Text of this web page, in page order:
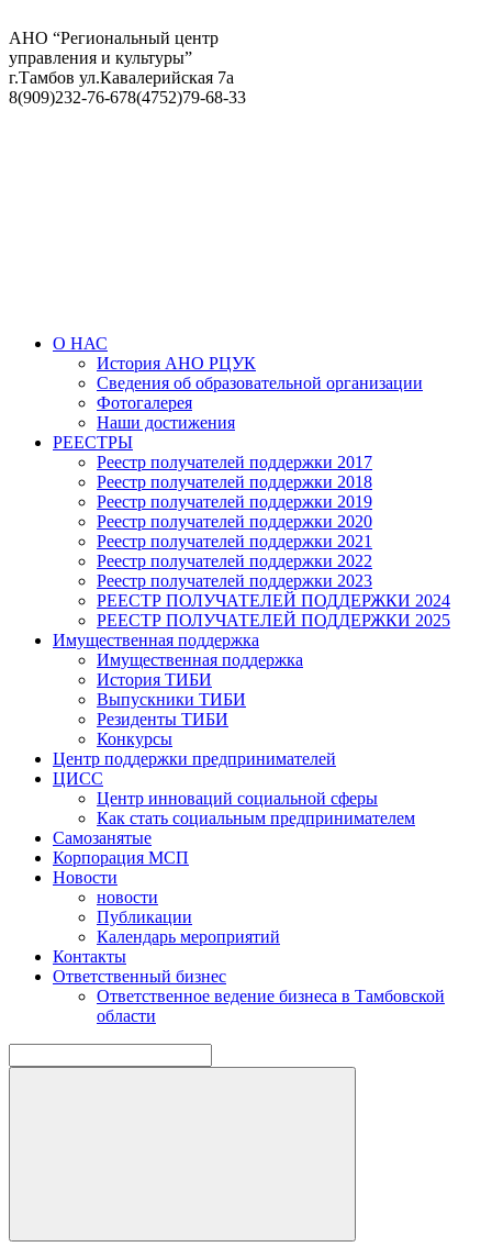
АНО “Региональный центр
управления и культуры”
г.Тамбов ул.Кавалерийская 7а
8(909)232-76-678(4752)79-68-33
О НАС
История АНО РЦУК
Сведения об образовательной организации
Фотогалерея
Наши достижения
РЕЕСТРЫ
Реестр получателей поддержки 2017
Реестр получателей поддержки 2018
Реестр получателей поддержки 2019
Реестр получателей поддержки 2020
Реестр получателей поддержки 2021
Реестр получателей поддержки 2022
Реестр получателей поддержки 2023
РЕЕСТР ПОЛУЧАТЕЛЕЙ ПОДДЕРЖКИ 2024
РЕЕСТР ПОЛУЧАТЕЛЕЙ ПОДДЕРЖКИ 2025
Имущественная поддержка
Имущественная поддержка
История ТИБИ
Выпускники ТИБИ
Резиденты ТИБИ
Конкурсы
Центр поддержки предпринимателей
ЦИСС
Центр инноваций социальной сферы
Как стать социальным предпринимателем
Самозанятые
Корпорация МСП
Новости
новости
Публикации
Календарь мероприятий
Контакты
Ответственный бизнес
Ответственное ведение бизнеса в Тамбовской
области